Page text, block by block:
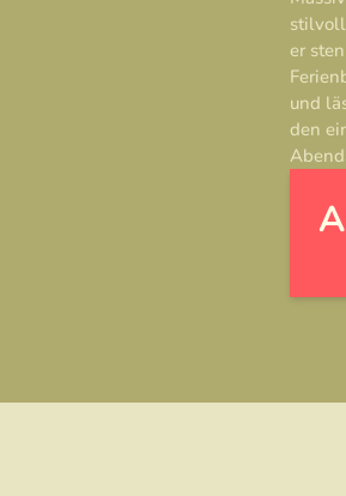
stilvoll
er
und
den